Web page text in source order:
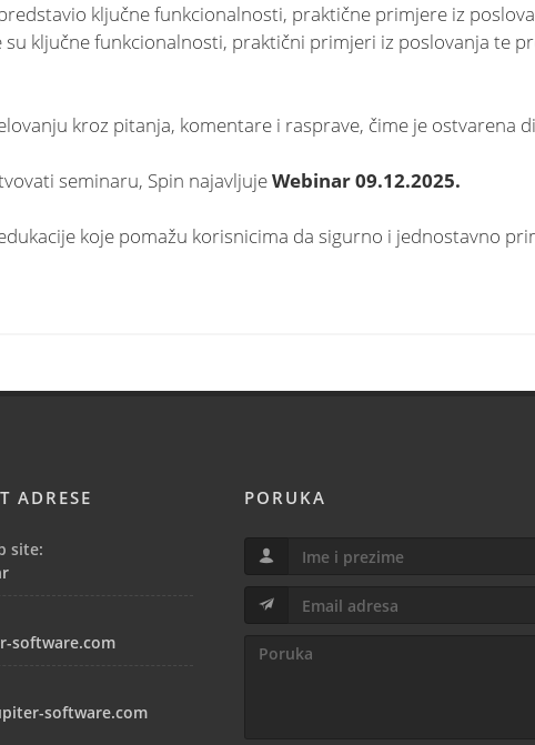
ključne funkcionalnosti, praktične primjere iz
ključne funkcionalnosti, praktični primjeri iz poslovanja te
kroz pitanja, komentare i rasprave, čime je ostvarena
seminaru, Spin najavljujeWebinar 09.12.2025.
koje pomažu korisnicima da sigurno i jednostavno
ADRESE
site:
software.com
software.com
PORUKA